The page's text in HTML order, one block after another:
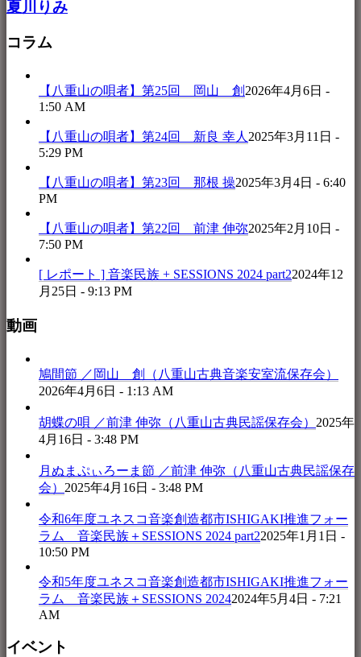
夏川りみ
コラム
【八重山の唄者】第25回 岡山 創 2026年4月6日 -
1:50 AM
【八重山の唄者】第24回 新良 幸人 2025年3月11日 -
5:29 PM
【八重山の唄者】第23回 那根 操2025年3月4日 - 6:40
PM
【八重山の唄者】第22回 前津 伸弥2025年2月10日 -
7:50 PM
[ レポート ] 音楽民族 + SESSIONS 2024 part22024年12
月25日 - 9:13 PM
動画
鳩間節 ／岡山 創（八重山古典音楽安室流保存会）
2026年4月6日 - 1:13 AM
胡蝶の唄 ／前津 伸弥（八重山古典民謡保存会） 2025年
4月16日 - 3:48 PM
月ぬまぷぃろーま節 ／前津 伸弥（八重山古典民謡保存
会） 2025年4月16日 - 3:48 PM
令和6年度ユネスコ音楽創造都市ISHIGAKI推進フォー
ラム 音楽民族＋SESSIONS 2024 part22025年1月1日 -
10:50 PM
令和5年度ユネスコ音楽創造都市ISHIGAKI推進フォー
ラム 音楽民族＋SESSIONS 20242024年5月4日 - 7:21
AM
イベント